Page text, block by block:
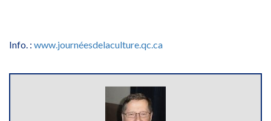
Info. : www.journéesdelaculture.qc.ca